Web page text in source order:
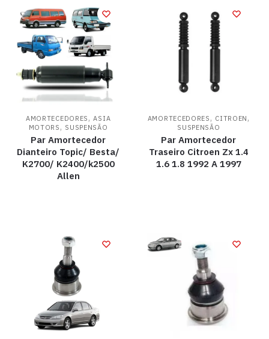
AMORTECEDORES ,ASIA
MOTORS , SUSPENSÃO
Par Amortecedor
Dianteiro Topic/ Besta/
K2700/ K2400/k2500
Allen
AMORTECEDORES , CITROEN ,
SUSPENSÃO
Par Amortecedor
Traseiro Citroen Zx 1.4
1.6 1.8 1992 A 1997